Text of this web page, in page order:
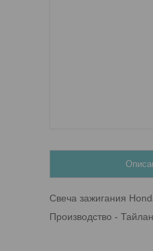
Свеча зажигания
Производство -